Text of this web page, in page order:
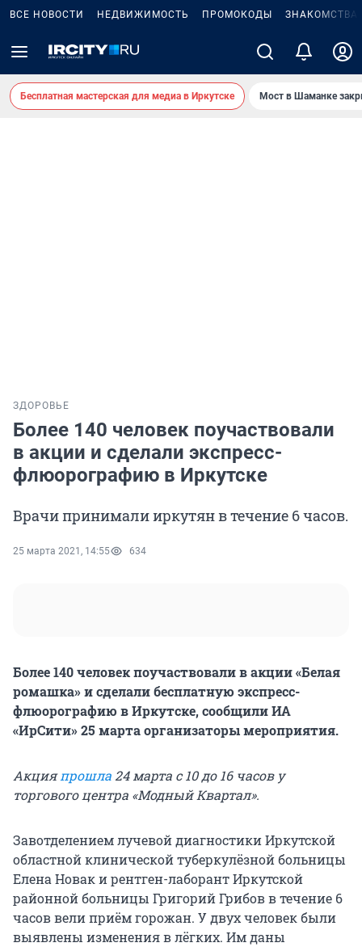
ВСЕ НОВОСТИ НЕДВИЖИМОСТЬ ПРОМОКОДЫ ЗНАКОМСТВА
Бесплатная мастерская для медиа в Иркутске Мост в Шаманке
ЗДОРОВЬЕ
Более 140 человек поучаствовали
в акции и сделали экспресс-
флюорографию в Иркутске
Врачи принимали иркутян в течение 6 часов.
25 марта 2021, 14:55 634
Более 140 человек поучаствовали в акции «Белая
ромашка» и сделали бесплатную экспресс-
флюорографию в Иркутске, сообщили ИА
«ИрСити» 25 марта организаторы мероприятия.
Акцияпрошла 24 марта с 10 до 16 часов у
торгового центра «Модный Квартал».
Завотделением лучевой диагностики Иркутской
областной клинической туберкулёзной больницы
Елена Новак и рентген-лаборант Иркутской
районной больницы Григорий Грибов в течение 6
часов вели приём горожан. У двух человек были
выявлены изменения в лёгких. Им даны